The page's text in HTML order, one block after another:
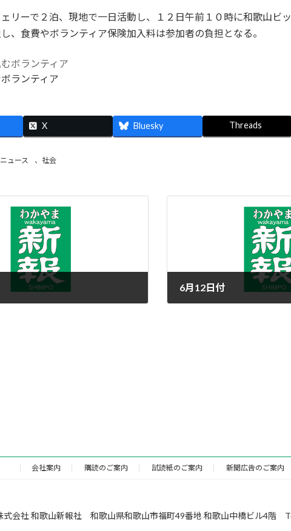
リーで２泊、現地で一日活動し、１２日午前１０時に和歌山ビ
、食費やボランティア保険加入料は参加者の負担となる。
ランティア
X Bluesky Threads
ニュース 、 社会
6月12日付
会社案内 購読のご案内 試読紙のご案内 新聞広告のご案内
式会社 和歌山新報社 和歌山県和歌山市福町49番地 和歌山中橋ビル4階